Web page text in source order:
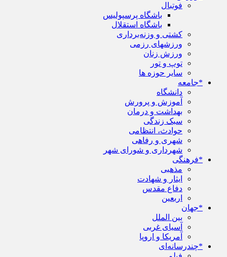
فوتبال
باشگاه پرسپولیس
باشگاه استقلال
کشتی و وزنه‌برداری
ورزشهای رزمی
ورزش زنان
توپ و تور
سایر حوزه ها
*جامعه
دانشگاه
آموزش و پرورش
بهداشت و درمان
سبک زندگی
حوادث، انتظامی
شهری و رفاهی
شهرداری و شورای شهر
*فرهنگی
مذهبی
ایثار و شهادت
دفاع مقدس
اربعین
*جهان
بین الملل
آسیای غربی
آمریکا و اروپا
*چندرسانه‌ای